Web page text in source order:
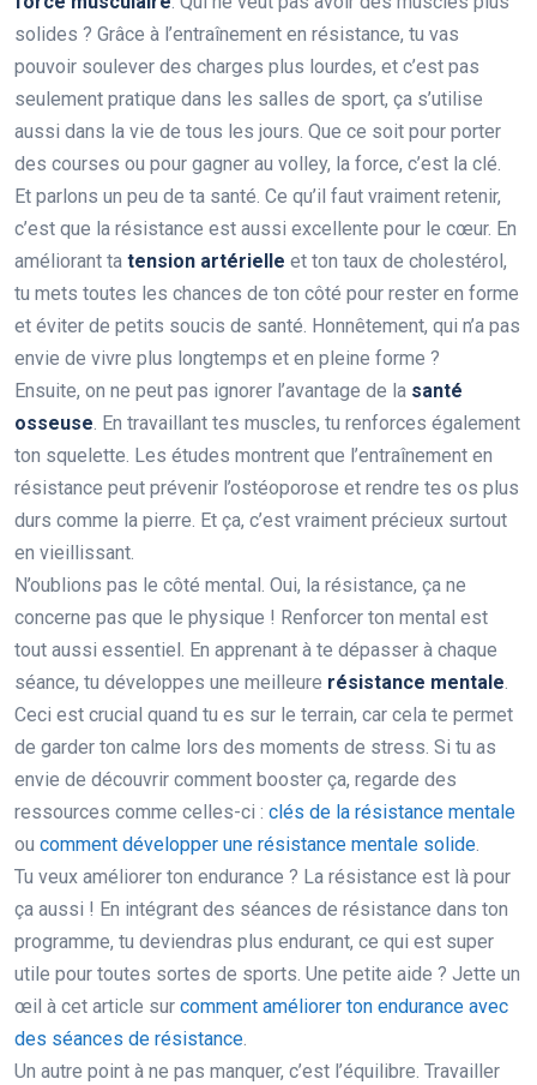
solides ? Grâce à l’entraînement en résistance, tu vas
pouvoir soulever des charges plus lourdes, et c’est pas
seulement pratique dans les salles de sport, ça s’utilise
aussi dans la vie de tous les jours. Que ce soit pour porter
des courses ou pour gagner au volley, la force, c’est la clé.
Et parlons un peu de ta santé. Ce qu’il faut vraiment retenir,
c’est que la résistance est aussi excellente pour le cœur. En
améliorant ta tension artérielle et ton taux de cholestérol,
tu mets toutes les chances de ton côté pour rester en forme
et éviter de petits soucis de santé. Honnêtement, qui n’a pas
envie de vivre plus longtemps et en pleine forme ?
Ensuite, on ne peut pas ignorer l’avantage de la santé
osseuse. En travaillant tes muscles, tu renforces également
ton squelette. Les études montrent que l’entraînement en
résistance peut prévenir l’ostéoporose et rendre tes os plus
durs comme la pierre. Et ça, c’est vraiment précieux surtout
en vieillissant.
N’oublions pas le côté mental. Oui, la résistance, ça ne
concerne pas que le physique ! Renforcer ton mental est
tout aussi essentiel. En apprenant à te dépasser à chaque
séance, tu développes une meilleure résistance mentale.
Ceci est crucial quand tu es sur le terrain, car cela te permet
de garder ton calme lors des moments de stress. Si tu as
envie de découvrir comment booster ça, regarde des
ressources comme celles-ci : clés de la résistance mentale
ou comment développer une résistance mentale solide.
Tu veux améliorer ton endurance ? La résistance est là pour
ça aussi ! En intégrant des séances de résistance dans ton
programme, tu deviendras plus endurant, ce qui est super
utile pour toutes sortes de sports. Une petite aide ? Jette un
œil à cet article sur comment améliorer ton endurance avec
des séances de résistance.
Un autre point à ne pas manquer, c’est l’équilibre. Travailler